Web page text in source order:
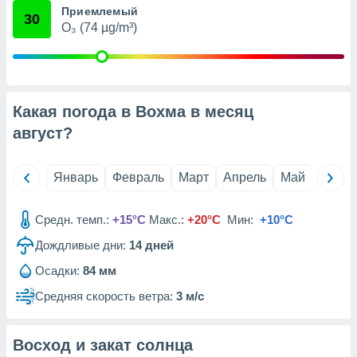
веб-
и
файлов
время
против
» или
cookie
30 Приемлемый
O₃ (74 µg/m³)
Какая погода в Вохма в месяц
август?
Январь Февраль Март Апрель Май Июнь
Средн. темп.: +15°C Макс.: +20°C Мин: +10°C
Дождливые дни: 14дней
Осадки: 84 мм
Средняя скорость ветра: 3 м/с
Восход и закат солнца